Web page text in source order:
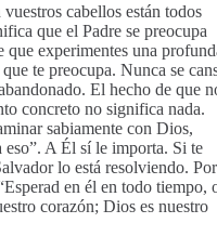
cabellos están todos
que el Padre se preocupa
experimentes una
te preocupa. Nunca se
El hecho de que
concreto no significa nada.
sabiamente con Dios,
A Él sí le importa. Si te
lo está resolviendo. Por
en él en todo tiempo,
corazón; Dios es nuestro